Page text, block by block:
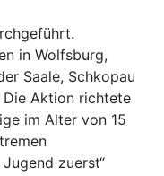
in Wolfsburg,
Saale, Schkopau
Die Aktion richtete
im Alter von 15
zuerst“